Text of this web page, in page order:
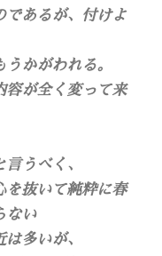
であるが、付けよ
かがわれる。
容が全く変って来
うべく、
を抜いて純粋に春
ない
多いが、